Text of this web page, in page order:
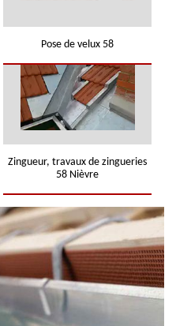
Pose de velux 58
Zingueur, travaux de zingueries
58 Nièvre